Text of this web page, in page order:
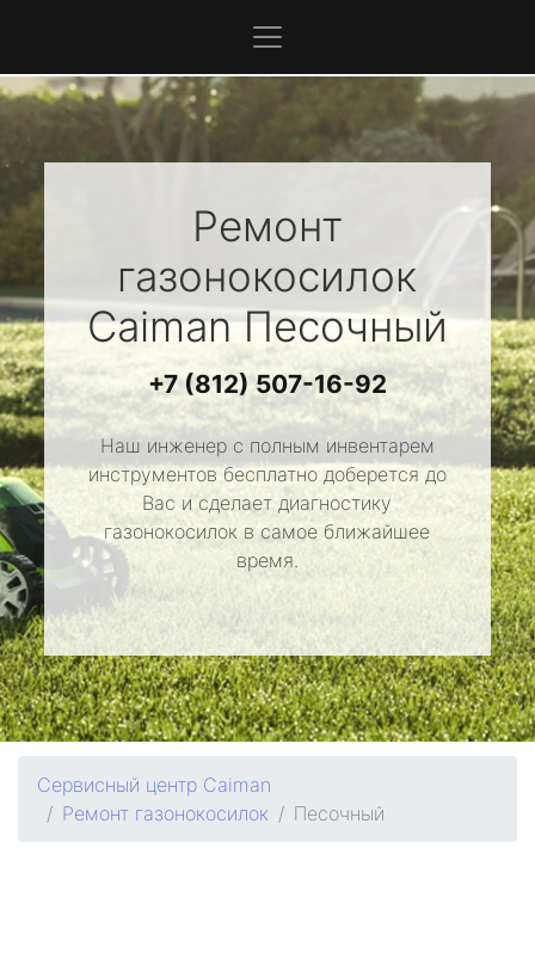
Ремонт
газонокосилок
CaimanПесочный
+7 (812) 507-16-92
Наш инженер с полным инвентарем
инструментов бесплатно доберется до
Вас и сделает диагностику
газонокосилок в самое ближайшее
время.
Сервисный центр Caiman
Ремонт газонокосилок
Песочный